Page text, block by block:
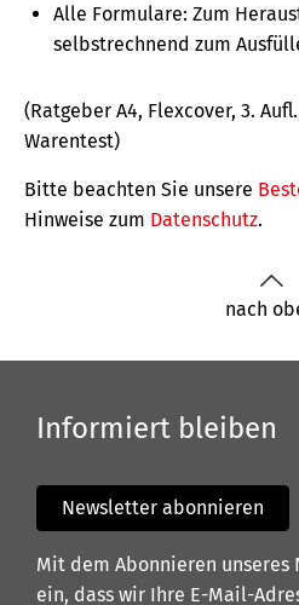
Alle Formulare: Zum
selbstrechnend zum
(Ratgeber A4, Flexcover, 3.
Warentest)
Bitte beachten Sie unsere
Hinweise zum Datenschutz.
nach
Informiert bleiben
Newsletter abonnieren
Mit dem Abonnieren
ein, dass wir Ihre E-Mail-